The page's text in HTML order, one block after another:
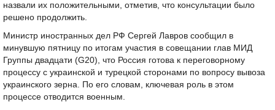
назвали их положительными, отметив, что консультации было
решено продолжить.
Министр иностранных дел РФ Сергей Лавров сообщил в
минувшую пятницу по итогам участия в совещании глав МИД
Группы двадцати (G20), что Россия готова к переговорному
процессу с украинской и турецкой сторонами по вопросу вывоза
украинского зерна. По его словам, ключевая роль в этом
процессе отводится военным.